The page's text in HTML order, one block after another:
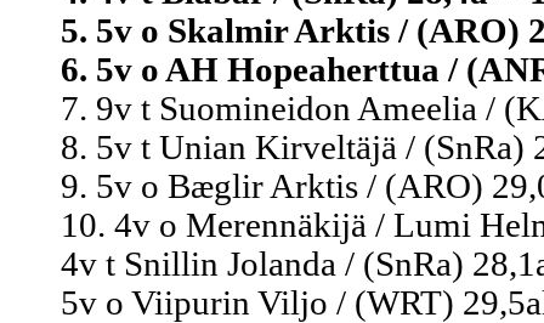
5. 5v o Skalmir Arktis / (ARO)
6. 5v o AH Hopeaherttua /
7. 9v t Suomineidon Ameelia /
8. 5v t Unian Kirveltäjä / (SnRa)
9. 5v o Bæglir Arktis / (ARO)
10. 4v o Merennäkijä / Lumi
4v t Snillin Jolanda / (SnRa)
5v o Viipurin Viljo / (WRT)